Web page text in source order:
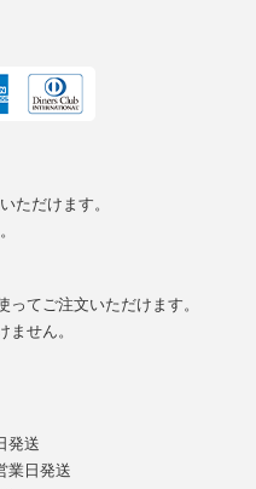
ただけます。
てご注文いただけます。
せん。
発送
業日発送